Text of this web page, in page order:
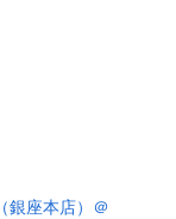
銀座本店）＠